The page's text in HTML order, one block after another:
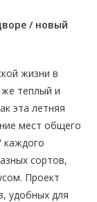
/ новый
жизни в
теплый и
эта летняя
мест общего
каждого
сортов,
Проект
удобных для